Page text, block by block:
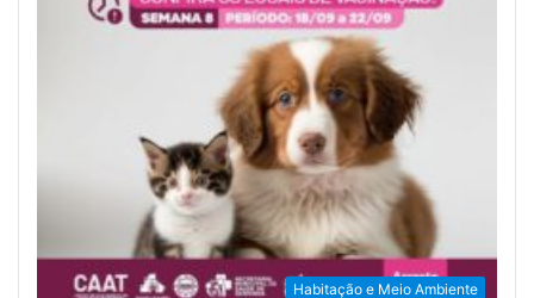
Habitação e Meio Ambiente